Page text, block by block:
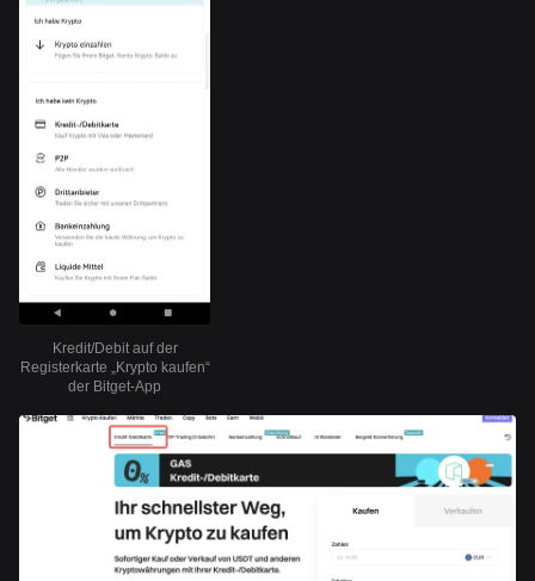
Kredit/Debit auf der
Registerkarte „Krypto kaufen“
der Bitget-App